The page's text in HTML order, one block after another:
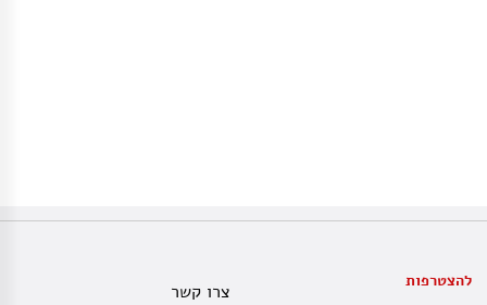
להצטרפות
צרו קשר